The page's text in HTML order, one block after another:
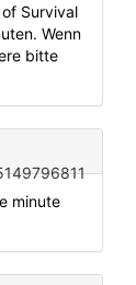
Survival
Wenn
bitte
minute